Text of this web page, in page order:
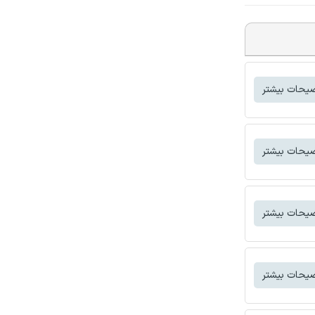
بیشتر
بیشتر
بیشتر
بیشتر